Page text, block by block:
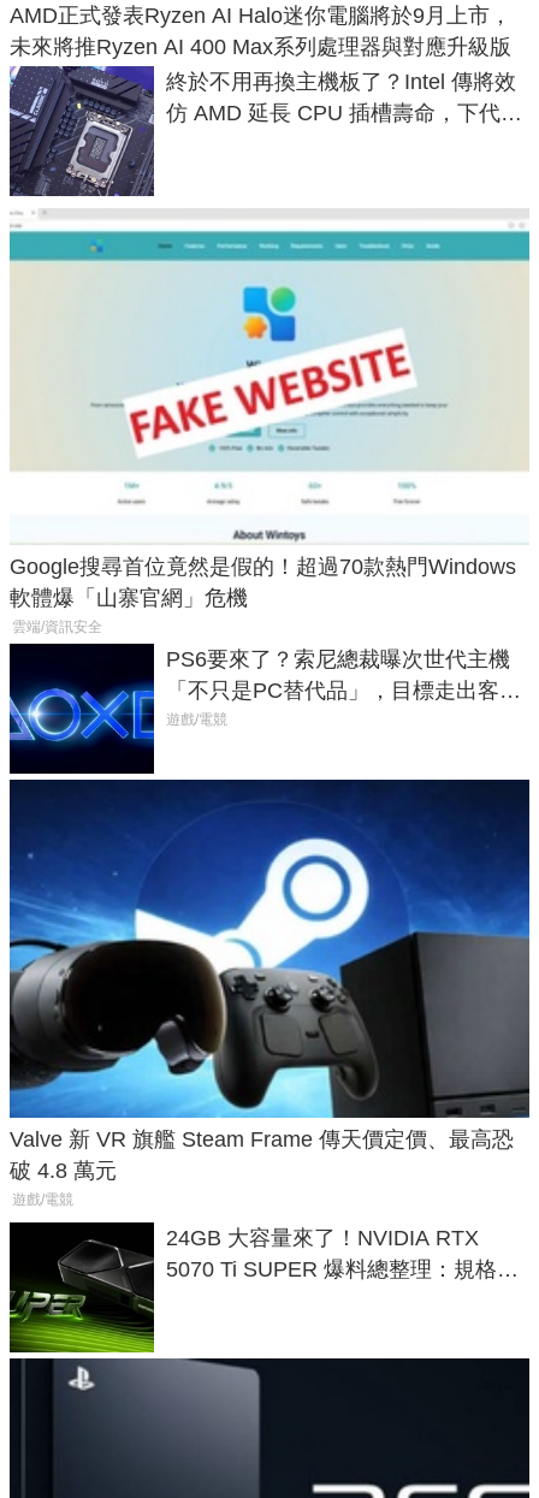
AMD正式發表Ryzen AI Halo迷你電腦將於9月上市，
未來將推Ryzen AI 400 Max系列處理器與對應升級版
終於不用再換主機板了？Intel 傳將效
仿 AMD 延長 CPU 插槽壽命，下代
Google搜尋首位竟然是假的！超過70款熱門Windows
軟體爆「山寨官網」危機
雲端/資訊安全
PS6要來了？索尼總裁曝次世代主機
「不只是PC替代品」，目標走出客
廳、進軍電競桌面
遊戲/電競
Valve 新 VR 旗艦 Steam Frame 傳天價定價、最高恐
破 4.8 萬元
遊戲/電競
24GB 大容量來了！NVIDIA RTX
5070 Ti SUPER 爆料總整理：規格、